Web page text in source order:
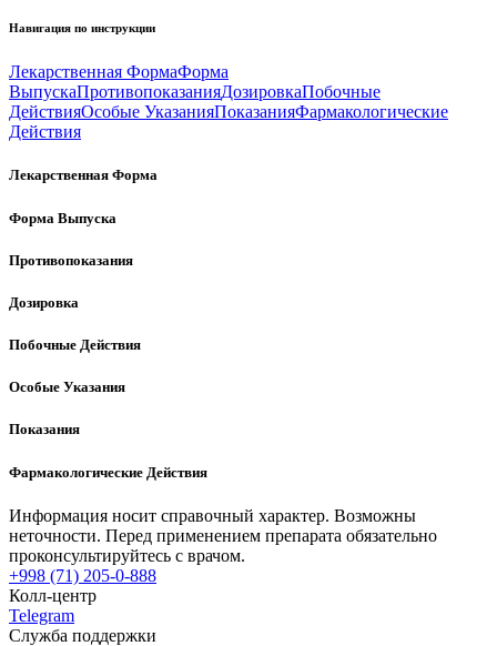
Навигация по инструкции
Лекарственная ФормаФорма
ВыпускаПротивопоказанияДозировкаПобочные
ДействияОсобые УказанияПоказанияФармакологические
Действия
Лекарственная Форма
Форма Выпуска
Противопоказания
Дозировка
Побочные Действия
Особые Указания
Показания
Фармакологические Действия
Информация носит справочный характер. Возможны
неточности. Перед применением препарата обязательно
проконсультируйтесь с врачом.
+998 (71) 205-0-888
Колл-центр
Telegram
Служба поддержки